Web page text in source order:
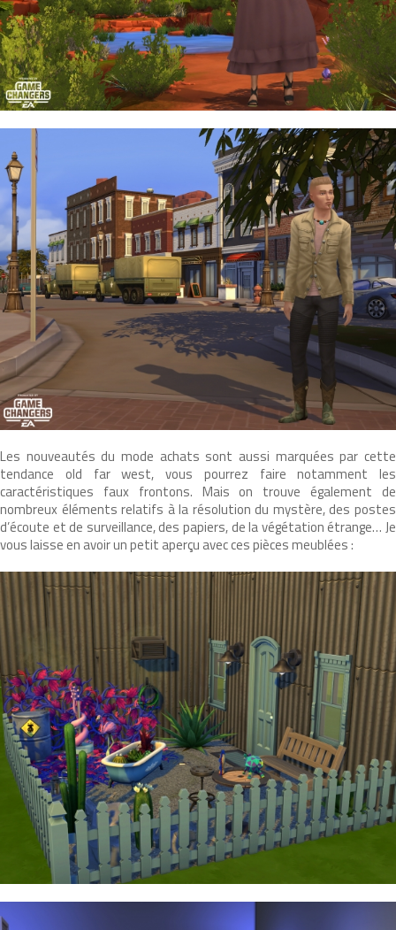
Les nouveautés du mode achats sont aussi marquées par cette
tendance old far west, vous pourrez faire notamment les
caractéristiques faux frontons. Mais on trouve également de
nombreux éléments relatifs à la résolution du mystère, des postes
d’écoute et de surveillance, des papiers, de la végétation étrange… Je
vous laisse en avoir un petit aperçu avec ces pièces meublées :